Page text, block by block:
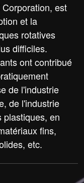
est
et la
rotatives
difficiles.
ont contribué
de l'industrie
de l'industrie
plastiques, en
fins,
etc.